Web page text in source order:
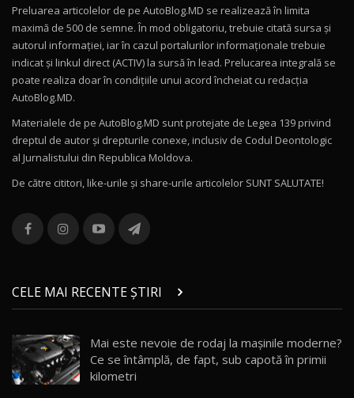
Mercedes-AMG E 53 HYBRID 4MATIC+ / Test
Drive AutoBlog.MD
16:27
11
Noul Volvo ES90 / Test Drive AutoBlog.MD
12
Noul MG HS / Test Drive AutoBlog.MD
16:48
13
combină aventura cu luxul / AutoBlog.MD
36:08
chinez care face lumea să se întoarcă după el
/ AutoBlog.MD
17:27
15 14:37
Preluarea articolelor de pe AutoBlog.MD se realizează în limita
maximă de 500 de semne. În mod obligatoriu, trebuie citată sursa și
autorul informației, iar în cazul portalurilor informaționale trebuie
indicat și linkul direct (ACTIV) la sursă în lead. Prelucarea integrală se
poate realiza doar în condițiile unui acord încheiat cu redacţia
AutoBlog.MD.
Materialele de pe AutoBlog.MD sunt protejate de Legea 139 privind
dreptul de autor și drepturile conexe, inclusiv de Codul Deontologic
al Jurnalistului din Republica Moldova.
De către cititori, like-urile şi share-urile articolelor SUNT SALUTATE!
CELE MAI RECENTE ȘTIRI
Mai este nevoie de rodaj la mașinile moderne?
Ce se întâmplă, de fapt, sub capotă în primii
kilometri